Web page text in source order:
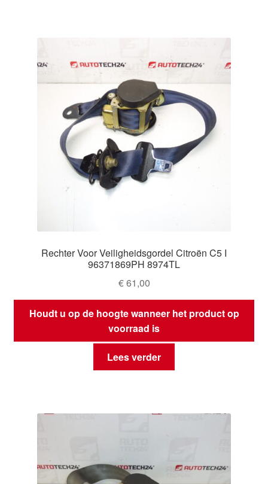
Rechter Voor Veiligheidsgordel Citroën C5 I
96371869PH 8974TL
€61,00
Houdt u op de hoogte wanneer het product op
voorraad is
Lees verder